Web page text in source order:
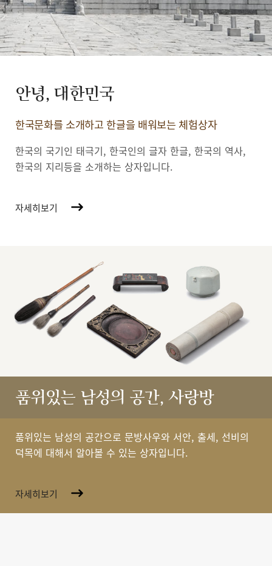
안녕, 대한민국
한국문화를 소개하고 한글을 배워보는 체험상자
한국의 국기인 태극기, 한국인의 글자 한글, 한국의 역사,
한국의 지리등을 소개하는 상자입니다.
자세히보기
품위있는 남성의 공간, 사랑방
품위있는 남성의 공간으로 문방사우와 서안, 출세, 선비의
덕목에 대해서 알아볼 수 있는 상자입니다.
자세히보기